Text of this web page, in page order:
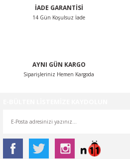
İADE GARANTİSİ
14 Gün Koşulsuz İade
AYNI GÜN KARGO
Siparişleriniz Hemen Kargoda